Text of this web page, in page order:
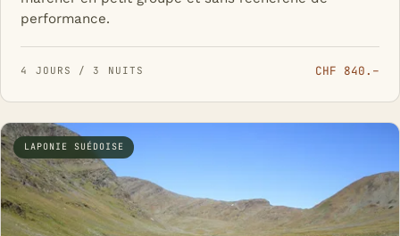
performance.
4 JOURS / 3 NUITS CHF 840.–
LAPONIE SUÉDOISE